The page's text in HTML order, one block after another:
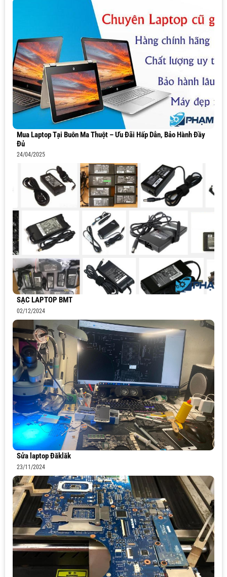
Mua Laptop Tại Buôn Ma Thuột – Ưu Đãi Hấp Dẫn, Bảo Hành Đầy
Đủ
24/04/2025
SẠC LAPTOP BMT
02/12/2024
Sửa laptop Đăklăk
23/11/2024